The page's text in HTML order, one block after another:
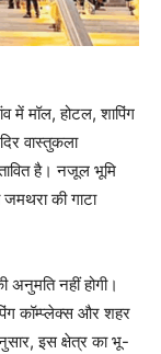
में मॉल, होटल, शापिंग
वास्तुकला
है। नजूल भूमि
की गाटा
अनुमति नहीं होगी।
कॉम्प्लेक्स और शहर
इस क्षेत्र का भू-